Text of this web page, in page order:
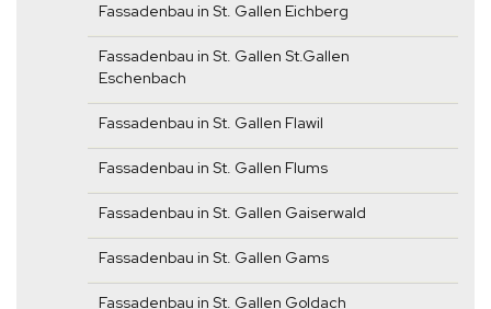
Fassadenbau in St. Gallen Eichberg
Fassadenbau in St. Gallen St.Gallen
Eschenbach
Fassadenbau in St. Gallen Flawil
Fassadenbau in St. Gallen Flums
Fassadenbau in St. Gallen Gaiserwald
Fassadenbau in St. Gallen Gams
Fassadenbau in St. Gallen Goldach